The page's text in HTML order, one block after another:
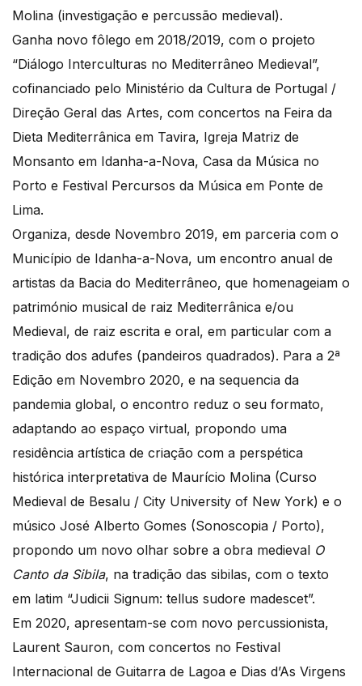
Molina (investigação e percussão medieval).
Ganha novo fôlego em 2018/2019, com o projeto
“Diálogo Interculturas no Mediterrâneo Medieval”,
cofinanciado pelo Ministério da Cultura de Portugal /
Direção Geral das Artes, com concertos na Feira da
Dieta Mediterrânica em Tavira, Igreja Matriz de
Monsanto em Idanha-a-Nova, Casa da Música no
Porto e Festival Percursos da Música em Ponte de
Lima.
Organiza, desde Novembro 2019, em parceria com o
Município de Idanha-a-Nova, um encontro anual de
artistas da Bacia do Mediterrâneo, que homenageiam o
património musical de raiz Mediterrânica e/ou
Medieval, de raiz escrita e oral, em particular com a
tradição dos adufes (pandeiros quadrados). Para a 2ª
Edição em Novembro 2020, e na sequencia da
pandemia global, o encontro reduz o seu formato,
adaptando ao espaço virtual, propondo uma
residência artística de criação com a perspética
histórica interpretativa de Maurício Molina (Curso
Medieval de Besalu / City University of New York) e o
músico José Alberto Gomes (Sonoscopia / Porto),
propondo um novo olhar sobre a obra medieval O
Canto da Sibila, na tradição das sibilas, com o texto
em latim “Judicii Signum: tellus sudore madescet”.
Em 2020, apresentam-se com novo percussionista,
Laurent Sauron, com concertos no Festival
Internacional de Guitarra de Lagoa e Dias d’As Virgens